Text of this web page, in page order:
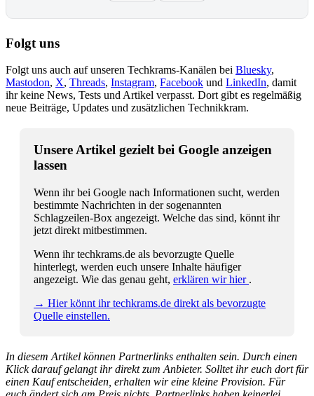
Folgt uns
Folgt uns auch auf unseren Techkrams-Kanälen bei Bluesky,
Mastodon, X, Threads, Instagram, Facebook und LinkedIn, damit
ihr keine News, Tests und Artikel verpasst. Dort gibt es regelmäßig
neue Beiträge, Updates und zusätzlichen Technikkram.
Unsere Artikel gezielt bei Google anzeigen
lassen
Wenn ihr bei Google nach Informationen sucht, werden
bestimmte Nachrichten in der sogenannten
Schlagzeilen-Box angezeigt. Welche das sind, könnt ihr
jetzt direkt mitbestimmen.
Wenn ihr techkrams.de als bevorzugte Quelle
hinterlegt, werden euch unsere Inhalte häufiger
angezeigt. Wie das genau geht, erklären wir hier .
→ Hier könnt ihr techkrams.de direkt als bevorzugte
Quelle einstellen.
In diesem Artikel können Partnerlinks enthalten sein. Durch einen
Klick darauf gelangt ihr direkt zum Anbieter. Solltet ihr euch dort für
einen Kauf entscheiden, erhalten wir eine kleine Provision. Für